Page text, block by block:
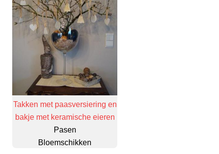
Takken met paasversiering en
bakje met keramische eieren
Pasen
Bloemschikken